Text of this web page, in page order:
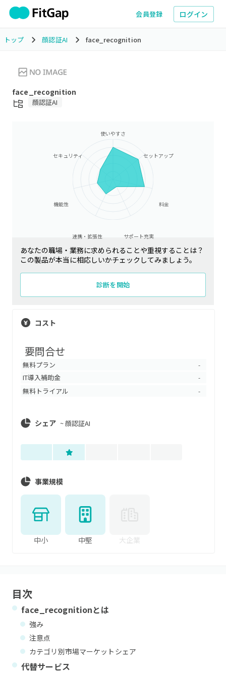
会員登録 ログイン
トップ 顔認証AI face_recognition
face_recognition
顔認証AI
使いやすさ
セットアップ
料金
サポート充実
連携・拡張性
機能性
セキュリティ
あなたの職場・業務に求められることや重視することは？
この製品が本当に相応しいかチェックしてみましょう。
診断を開始
コスト
要問合せ
無料プラン -
IT導入補助金 -
無料トライアル -
シェア ~顔認証AI
事業規模
中小 中堅 大企業
目次
face_recognitionとは
強み
注意点
カテゴリ別市場マーケットシェア
代替サービス